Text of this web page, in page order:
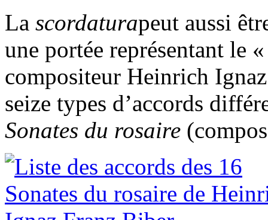
La scordaturapeut aussi
une portée représentant le
compositeur Heinrich
seize types d’accords
Sonates du rosaire